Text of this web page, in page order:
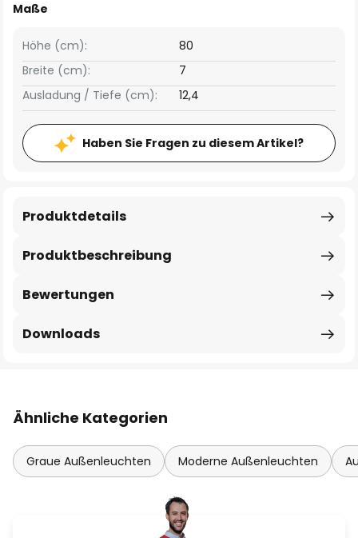
Maße
Breite (cm): 7
Höhe (cm): 80
Ausladung / Tiefe (cm): 12,4
Haben Sie Fragen zu diesem Artikel?
Produktbeschreibung
Produktdetails
Bewertungen
Downloads
Ähnliche Kategorien
Graue Außenleuchten Moderne Außenleuchten